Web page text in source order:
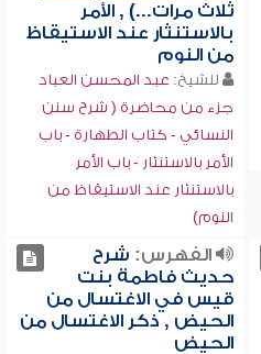
ثلاث مرات...) , الأمر
بالاستنثار عند الاستيقاظ
من النوم
للشيخ: عبد المحسن العباد
جزء من محاضرة ( شرح سنن
النسائي - كتاب الطهارة - باب
الأمر بالاستنثار - باب الأمر
بالاستنثار عند الاستيقاظ من
النوم)
الفهرس: شرح
حديث فاطمة بنت
قيس في الاغتسال من
الحيض , ذكر الاغتسال من
الحيض